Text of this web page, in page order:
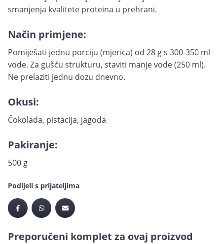
smanjenja kvalitete proteina u prehrani.
Način primjene:
Pomiješati jednu porciju (mjerica) od 28 g s 300-350 ml
vode. Za gušću strukturu, staviti manje vode (250 ml).
Ne prelaziti jednu dozu dnevno.
Okusi:
Čokolada, pistacija, jagoda
Pakiranje:
500 g
Podijeli s prijateljima
Preporučeni komplet za ovaj proizvod